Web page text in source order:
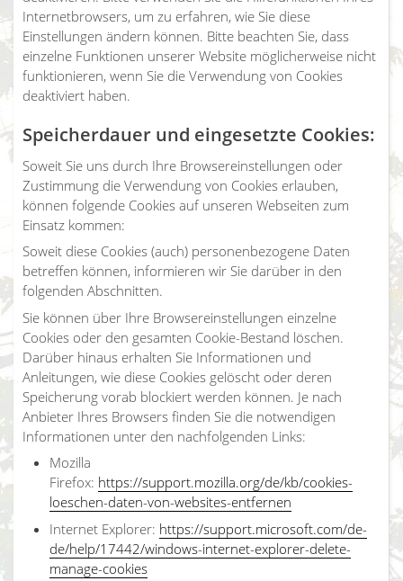
Internetbrowsers, um zu erfahren, wie Sie diese
Einstellungen ändern können. Bitte beachten Sie, dass
einzelne Funktionen unserer Website möglicherweise nicht
funktionieren, wenn Sie die Verwendung von Cookies
deaktiviert haben.
Speicherdauer und eingesetzte Cookies:
Soweit Sie uns durch Ihre Browsereinstellungen oder
Zustimmung die Verwendung von Cookies erlauben,
können folgende Cookies auf unseren Webseiten zum
Einsatz kommen:
Soweit diese Cookies (auch) personenbezogene Daten
betreffen können, informieren wir Sie darüber in den
folgenden Abschnitten.
Sie können über Ihre Browsereinstellungen einzelne
Cookies oder den gesamten Cookie-Bestand löschen.
Darüber hinaus erhalten Sie Informationen und
Anleitungen, wie diese Cookies gelöscht oder deren
Speicherung vorab blockiert werden können. Je nach
Anbieter Ihres Browsers finden Sie die notwendigen
Informationen unter den nachfolgenden Links:
Mozilla
Firefox: https://support.mozilla.org/de/kb/cookies-
loeschen-daten-von-websites-entfernen
Internet Explorer: https://support.microsoft.com/de-
de/help/17442/windows-internet-explorer-delete-
manage-cookies